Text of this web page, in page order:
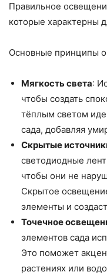
Правильное
которые характерны
Основные принципы
Мягкость света:
чтобы создать
тёплым светом
сада, добавляя
Скрытые
светодиодные
чтобы они не
Скрытое
элементы и
Точечное
элементов сада
Это поможет
растениях или